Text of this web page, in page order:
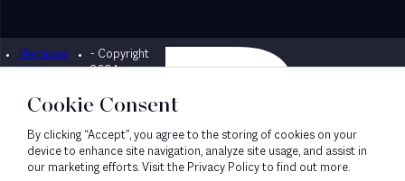
Mentions
légales
- Copyright
2024
Designed by Bonhomme
Cookie Consent
By clicking “Accept”, you agree to the storing of cookies on your
device to enhance site navigation, analyze site usage, and assist in
our marketing efforts. Visit the Privacy Policy to find out more.